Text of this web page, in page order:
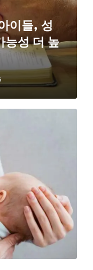
이들, 성
능성 더 높